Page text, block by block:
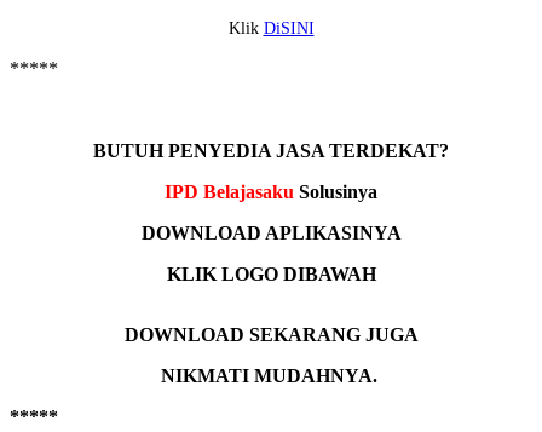
Klik DiSINI
*****
BUTUH PENYEDIA JASA TERDEKAT?
IPD Belajasaku Solusinya
DOWNLOAD APLIKASINYA
KLIK LOGO DIBAWAH
DOWNLOAD SEKARANG JUGA
NIKMATI MUDAHNYA.
*****